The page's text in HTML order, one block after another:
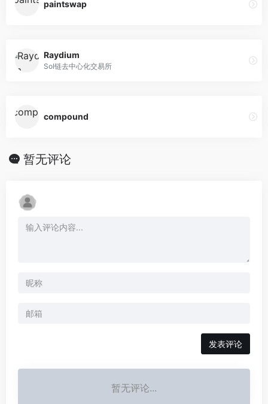
paintswap
Raydium
Sol链去中心化交易所
compound
暂无评论
发表评论
暂无评论...